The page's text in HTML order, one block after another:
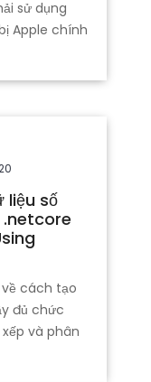
sử dụng
Apple chính
liệu số
cách tạo
đủ chức
và phân